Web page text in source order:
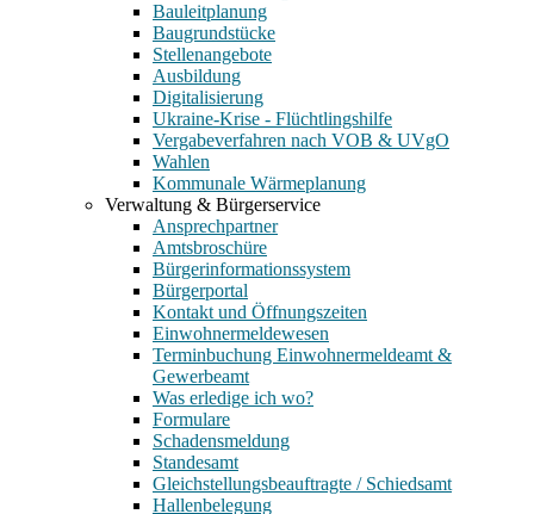
Bauleitplanung
Baugrundstücke
Stellenangebote
Ausbildung
Digitalisierung
Ukraine-Krise - Flüchtlingshilfe
Vergabeverfahren nach VOB & UVgO
Wahlen
Kommunale Wärmeplanung
Verwaltung & Bürgerservice
Ansprechpartner
Amtsbroschüre
Bürgerinformationssystem
Bürgerportal
Kontakt und Öffnungszeiten
Einwohnermeldewesen
Terminbuchung Einwohnermeldeamt &
Gewerbeamt
Was erledige ich wo?
Formulare
Schadensmeldung
Standesamt
Gleichstellungsbeauftragte / Schiedsamt
Hallenbelegung